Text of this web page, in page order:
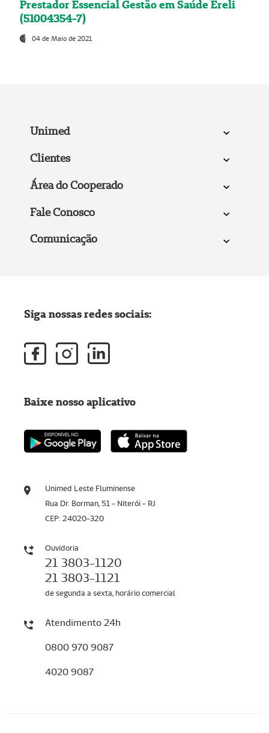
Prestador Essencial Gestão em Saúde Ereli
(51004354-7)
04 de Maio de 2021
Unimed
Clientes
Área do Cooperado
Fale Conosco
Comunicação
Unimed Leste Fluminense
Rua Dr. Borman, 51 - Niterói - RJ
CEP: 24020-320
Ouvidoria
21 3803-1120
21 3803-1121
de segunda a sexta, horário comercial
Atendimento 24h
0800 970 9087
4020 9087
Siga nossas redes sociais:
Baixe nosso aplicativo